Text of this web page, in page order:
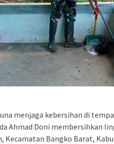
menjaga kebersihan di
Ahmad Doni membersihkan
Kecamatan Bangko Barat,